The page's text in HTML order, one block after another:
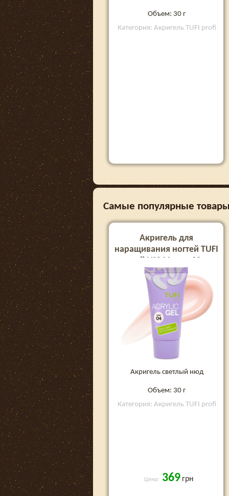
Объем: 30 г
Категория: Акригель TUFI profi
Самые популярные
Акригель для
наращивания ногтей TUFI
profi №04 Ivory, 30 г
Акригель светлый нюд
Объем: 30 г
Категория: Акригель TUFI profi
Цена: 369 грн